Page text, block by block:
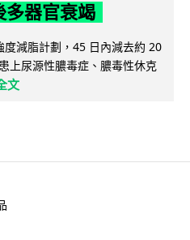
器官衰竭
減脂計劃，45 日內減去約 20
上尿源性膿毒症、膿毒性休克
文